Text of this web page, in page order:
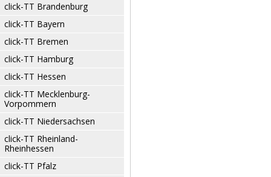
click-TT Brandenburg
click-TT Bayern
click-TT Bremen
click-TT Hamburg
click-TT Hessen
click-TT Mecklenburg-
Vorpommern
click-TT Niedersachsen
click-TT Rheinland-
Rheinhessen
click-TT Pfalz